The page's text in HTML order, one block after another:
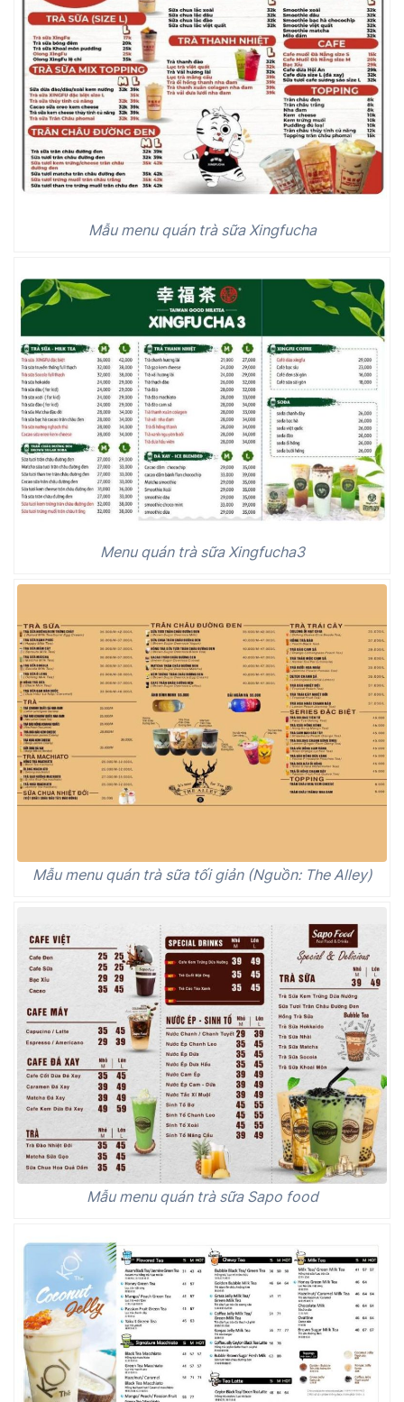
Mẫu menu quán trà sữa Xingfucha
Menu quán trà sữa Xingfucha3
Mẫu menu quán trà sữa tối giản (Nguồn: The Alley)
Mẫu menu quán trà sữa Sapo food